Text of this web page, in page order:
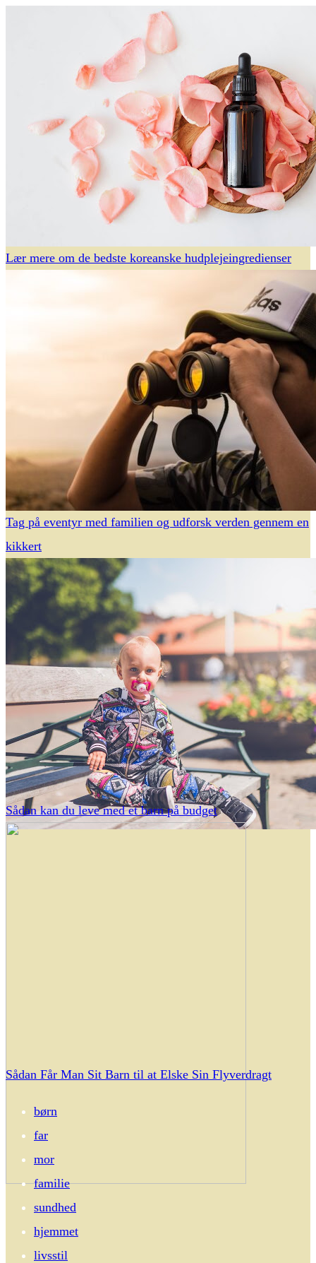
Lær mere om de bedste koreanske hudplejeingredienser
Tag på eventyr med familien og udforsk verden gennem en
kikkert
Sådan kan du leve med et barn på budget
Sådan Får Man Sit Barn til at Elske Sin Flyverdragt
børn
far
mor
familie
sundhed
hjemmet
livsstil